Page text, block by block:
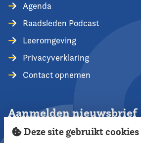
Agenda
Raadsleden Podcast
Leeromgeving
Privacyverklaring
Contact opnemen
Aanmelden nieuwsbrief
Deze site gebruikt cookies